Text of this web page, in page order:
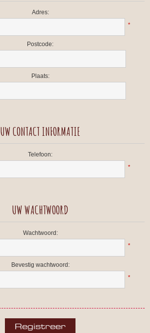
Adres:
*
Postcode:
Plaats:
UW CONTACT INFORMATIE
Telefoon:
*
UW WACHTWOORD
Wachtwoord:
*
Bevestig wachtwoord:
*